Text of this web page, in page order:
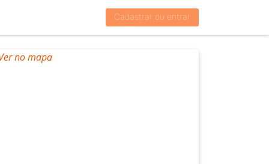
Cadastrar ou entrar